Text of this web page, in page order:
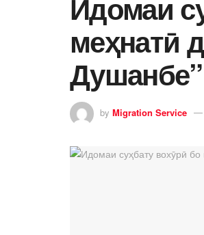
меҳнатӣ
Душанбе”
by Migration Service